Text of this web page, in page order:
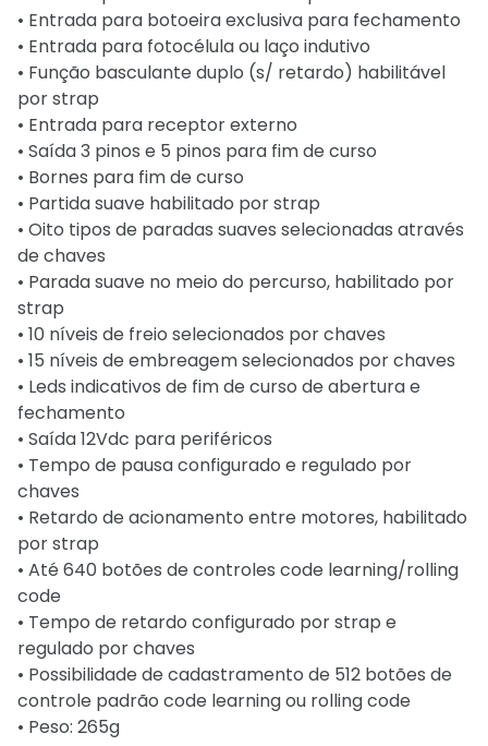
• Entrada para botoeira exclusiva para fechamento
• Entrada para fotocélula ou laço indutivo
• Função basculante duplo (s/ retardo) habilitável
por strap
• Entrada para receptor externo
• Saída 3 pinos e 5 pinos para fim de curso
• Bornes para fim de curso
• Partida suave habilitado por strap
• Oito tipos de paradas suaves selecionadas através
de chaves
• Parada suave no meio do percurso, habilitado por
strap
• 10 níveis de freio selecionados por chaves
• 15 níveis de embreagem selecionados por chaves
• Leds indicativos de fim de curso de abertura e
fechamento
• Saída 12Vdc para periféricos
• Tempo de pausa configurado e regulado por
chaves
• Retardo de acionamento entre motores, habilitado
por strap
• Até 640 botões de controles code learning/rolling
code
• Tempo de retardo configurado por strap e
regulado por chaves
• Possibilidade de cadastramento de 512 botões de
controle padrão code learning ou rolling code
• Peso: 265g